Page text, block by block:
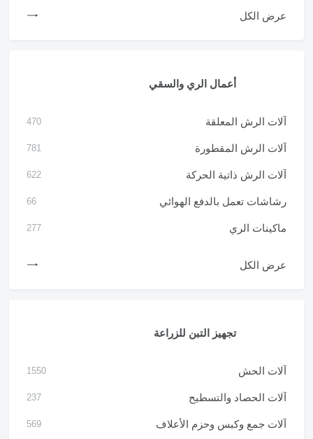
عرض الكل
أعمال الري والسقي
آلات الرش المعلقة 470
آلات الرش المقطورة 781
آلات الرش ذاتية الحركة 622
رشاشات تعمل بالدفع الهوائي 66
ماكينات الري 277
عرض الكل
تجهيز التبن للزراعة
آلات الحش 1550
آلات الحصاد والتسطيح 237
آلات جمع وكبس وحزم الأعلاف 569